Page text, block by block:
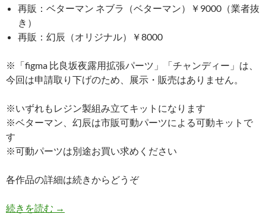
再販：ベターマン ネブラ（ベターマン）￥9000（業者抜
き）
再販：幻辰（オリジナル）￥8000
※「figma 比良坂夜露用拡張パーツ」「チャンディー」は、
今回は申請取り下げのため、展示・販売はありません。
※いずれもレジン製組み立てキットになります
※ベターマン、幻辰は市販可動パーツによる可動キットで
す
※可動パーツは別途お買い求めください
各作品の詳細は続きからどうぞ
続きを読む WF2020冬情報！！
→